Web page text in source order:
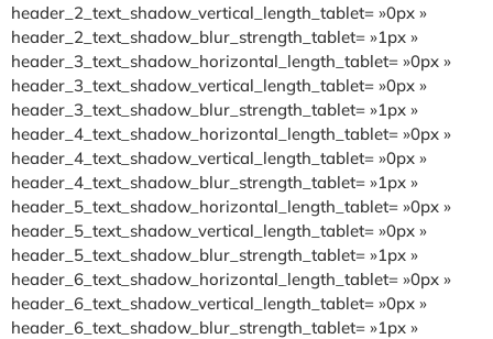
header_2_text_shadow_vertical_length_tablet= »0px »
header_2_text_shadow_blur_strength_tablet= »1px »
header_3_text_shadow_horizontal_length_tablet= »0px »
header_3_text_shadow_vertical_length_tablet= »0px »
header_3_text_shadow_blur_strength_tablet= »1px »
header_4_text_shadow_horizontal_length_tablet= »0px »
header_4_text_shadow_vertical_length_tablet= »0px »
header_4_text_shadow_blur_strength_tablet= »1px »
header_5_text_shadow_horizontal_length_tablet= »0px »
header_5_text_shadow_vertical_length_tablet= »0px »
header_5_text_shadow_blur_strength_tablet= »1px »
header_6_text_shadow_horizontal_length_tablet= »0px »
header_6_text_shadow_vertical_length_tablet= »0px »
header_6_text_shadow_blur_strength_tablet= »1px »